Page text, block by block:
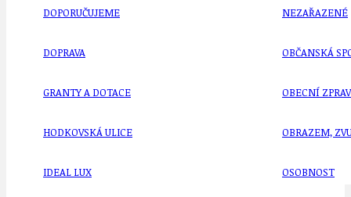
DOPORUČUJEME
DOPRAVA
GRANTY A DOTACE
HODKOVSKÁ ULICE
IDEAL LUX
NEZAŘAZENÉ
OBČANSKÁ
OBECNÍ
OBRAZEM,
OSOBNOST